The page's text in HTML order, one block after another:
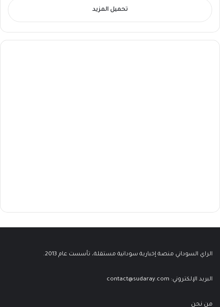
تحميل المزيد
الراي السوداني منصة إخبارية سودانية مستقلة، تأسست عام 2013.
البريد الإلكتروني: contact@sudaray.com
من نحن